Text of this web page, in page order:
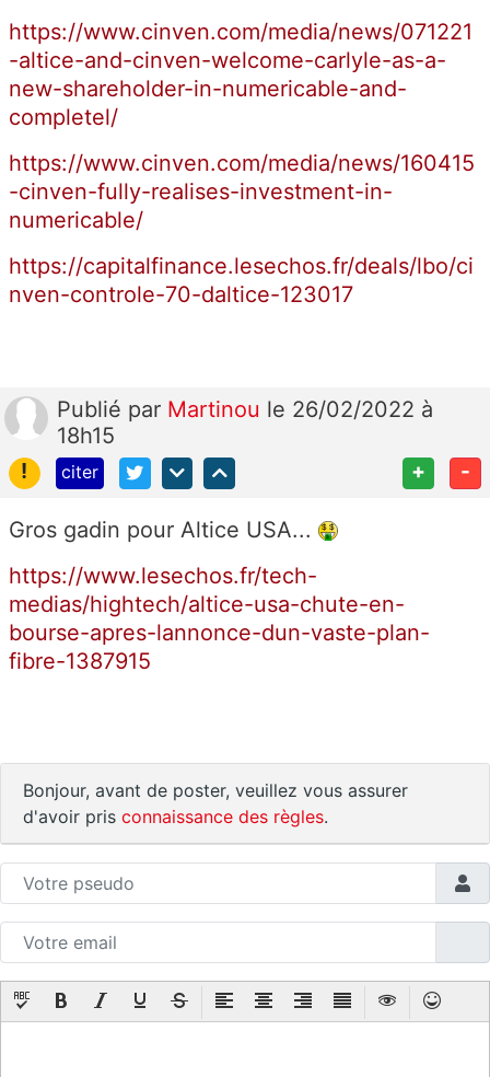
https://www.cinven.com/media/news/071221
-altice-and-cinven-welcome-carlyle-as-a-
new-shareholder-in-numericable-and-
completel/
https://www.cinven.com/media/news/160415
-cinven-fully-realises-investment-in-
numericable/
https://capitalfinance.lesechos.fr/deals/lbo/ci
nven-controle-70-daltice-123017
Publié par Martinou le 26/02/2022 à
18h15
!
citer + -
Gros gadin pour Altice USA...
https://www.lesechos.fr/tech-
medias/hightech/altice-usa-chute-en-
bourse-apres-lannonce-dun-vaste-plan-
fibre-1387915
Bonjour, avant de poster, veuillez vous assurer
d'avoir pris connaissance des règles.